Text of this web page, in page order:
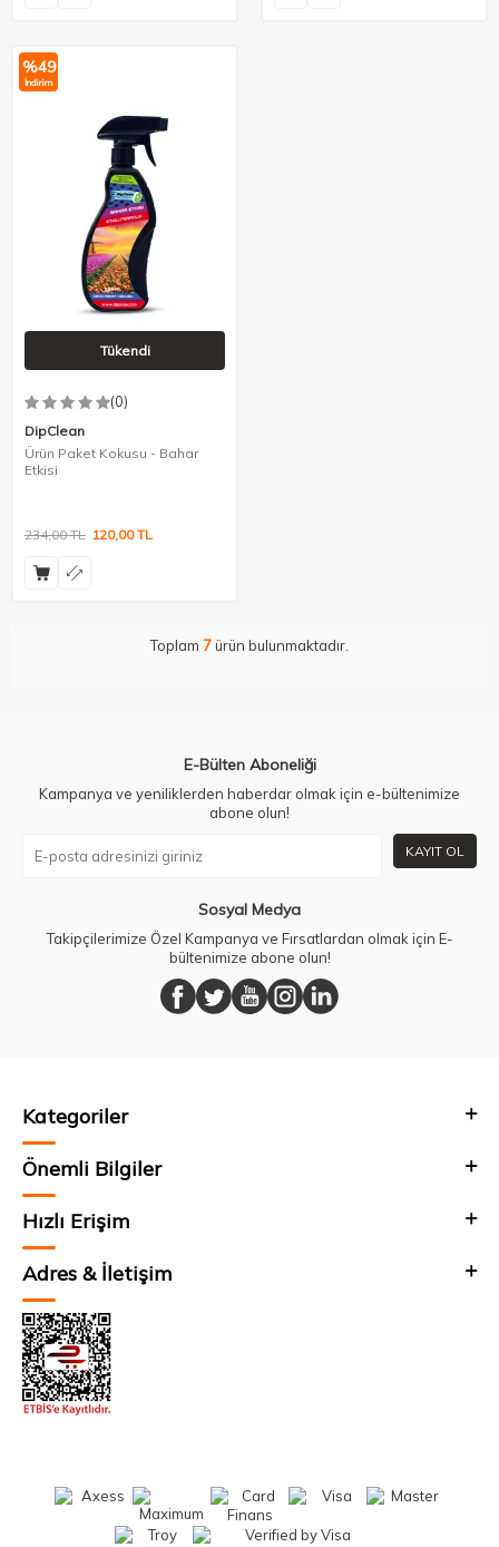
%49
İndirim
Tükendi
(0)
DipClean
Ürün Paket Kokusu - Bahar
Etkisi
234,00TL 120,00TL
Toplam 7ürün bulunmaktadır.
E-Bülten Aboneliği
Kampanya ve yeniliklerden haberdar olmak için e-bültenimize
abone olun!
KAYIT OL
Sosyal Medya
Takipçilerimize Özel Kampanya ve Fırsatlardan olmak için E-
bültenimize abone olun!
Kategoriler
Önemli Bilgiler
Hızlı Erişim
Adres & İletişim